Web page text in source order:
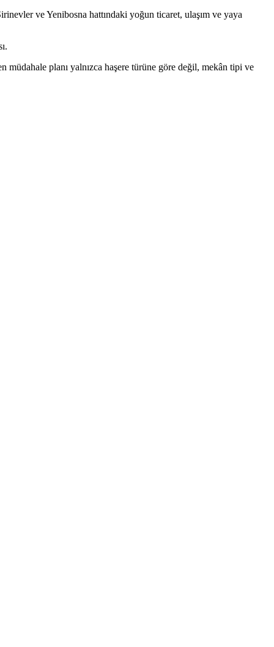
ve Yenibosna hattındaki yoğun ticaret, ulaşım ve yaya
planı yalnızca haşere türüne göre değil, mekân tipi ve